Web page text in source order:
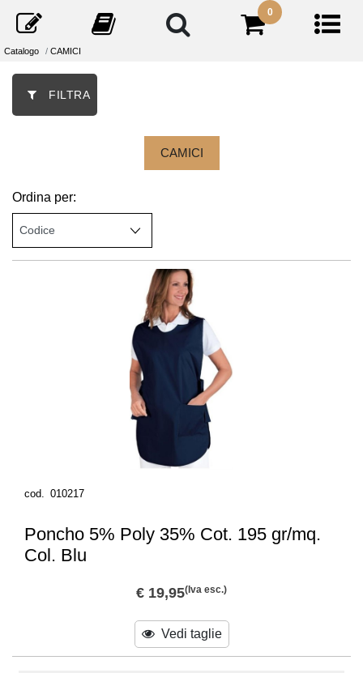
0
Catalogo CAMICI
FILTRA
CAMICI
Ordina per:
cod. 010217
Poncho 5% Poly 35% Cot. 195 gr/mq.
Col. Blu
€ 19,95(Iva esc.)
Vedi taglie